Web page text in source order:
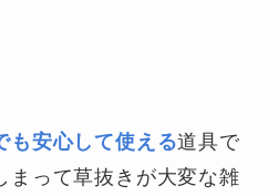
も安心して使える道具で
まって草抜きが大変な雑